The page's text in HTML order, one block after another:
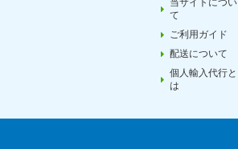
て
ご利用ガイド
配送について
個人輸入代行と
は